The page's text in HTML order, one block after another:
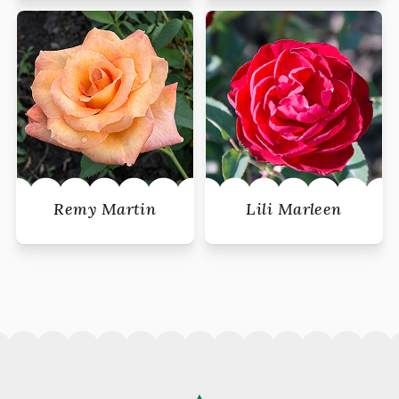
Remy Martin Lili Marleen